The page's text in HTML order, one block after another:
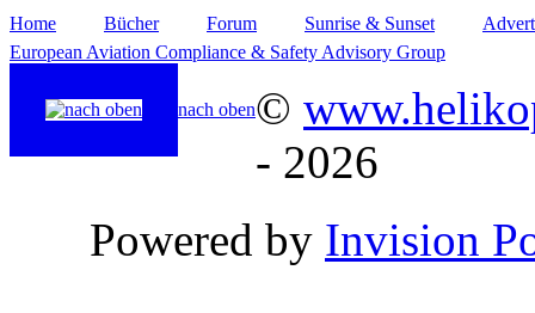
Home Bücher Forum Sunrise & Sunset
European Aviation Compliance & Safety Advisory Group
nach oben©
- 2026
Powered by Invision